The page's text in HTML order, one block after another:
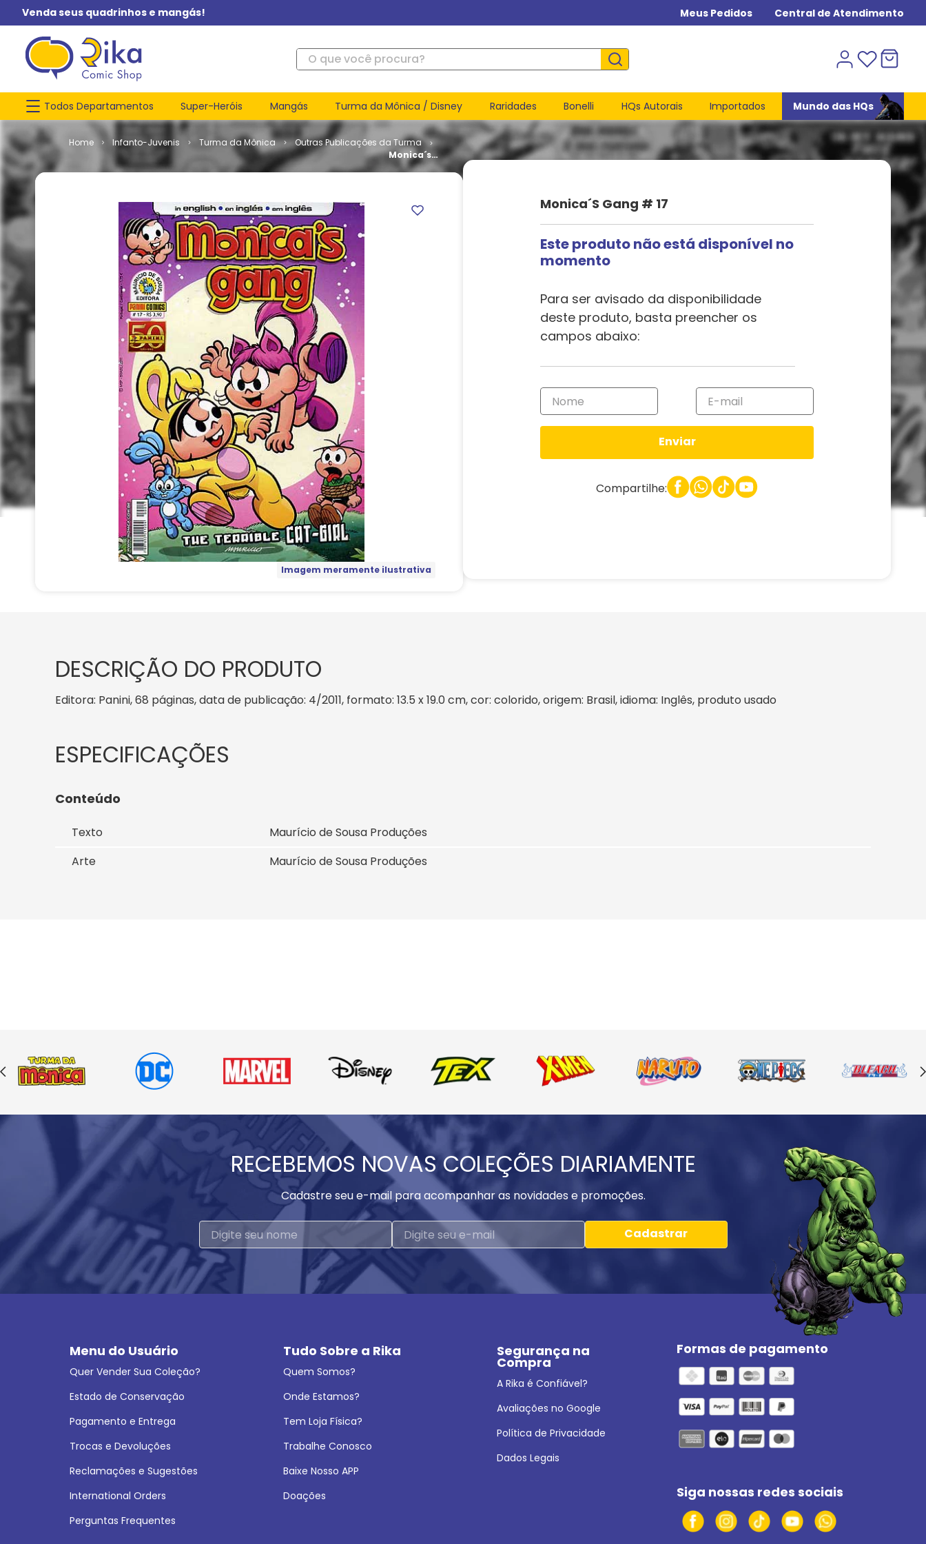
Venda seus quadrinhos e mangás! Meus Pedidos Central de Atendimento
O que você procura?
Todos Departamentos Super-Heróis Mangás Turma da Mônica / Disney Raridades Bonelli HQs Autorais Importados Mundo das HQs
Infanto-Juvenis Turma da Mônica
Outras Publicações da Turma
Monica´s
Gang # 17
Imagem meramente ilustrativa
Monica´s Gang # 17
Este produto não está disponível no
momento
Para ser avisado da disponibilidade
deste produto, basta preencher os
campos abaixo:
Enviar
Compartilhe:
DESCRIÇÃO DO PRODUTO
Editora: Panini, 68 páginas, data de publicação: 4/2011, formato: 13.5 x 19.0 cm, cor: colorido, origem: Brasil, idioma: Inglês, produto usado
Conteúdo
Texto
Maurício de Sousa Produções
Arte
Maurício de Sousa Produções
RECEBEMOS NOVAS COLEÇÕES DIARIAMENTE
Cadastre seu e-mail para acompanhar as novidades e promoções.
Cadastrar
Menu do Usuário
Quer Vender Sua Coleção?
Estado de Conservação
Pagamento e Entrega
Trocas e Devoluções
Reclamações e Sugestões
International Orders
Perguntas Frequentes
Tudo Sobre a Rika
Quem Somos?
Onde Estamos?
Tem Loja Física?
Trabalhe Conosco
Baixe Nosso APP
Doações
Segurança na
Compra
A Rika é Confiável?
Avaliações no Google
Política de Privacidade
Dados Legais
Formas de pagamento
Siga nossas redes sociais